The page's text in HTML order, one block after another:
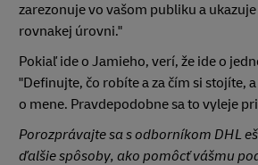
zarezonuje vo vašom publiku a ukazuje
rovnakej úrovni."
Pokiaľ ide o Jamieho, verí, že ide o
"Definujte, čo robíte a za čím si stojíte,
o mene. Pravdepodobne sa to vyleje
Porozprávajte sa s odborníkom DHL
ďalšie spôsoby, ako pomôcť vášmu